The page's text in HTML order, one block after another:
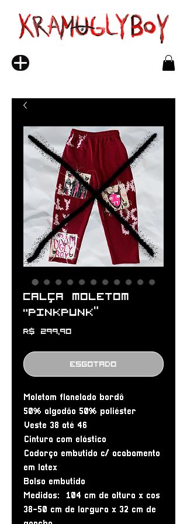
Calça moletom
"PINKPUNK”
R$ 299,90
Esgotado
Moletom flanelado bordô
50% algodão 50% poliéster
Veste 38 até 46
Cintura com elástico
Cadarço embutido c/ acabamento
em latex
Bolso embutido
Medidas:  104 cm de altura x cos
38-50 cm de largura x 32 cm de